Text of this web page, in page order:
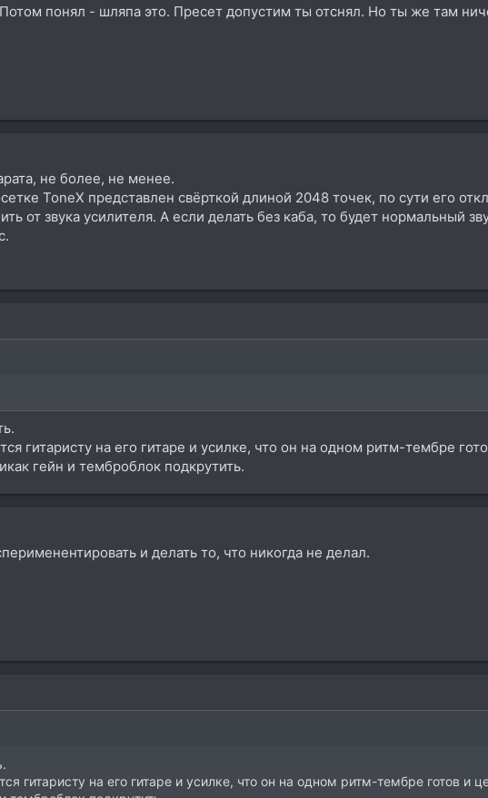
понял - шляпа это. Пресет допустим ты отснял. Но ты же там
не более, не менее.
ToneX представлен свёрткой длиной 2048 точек, по сути его
от звука усилителя. А если делать без каба, то будет нормальный
гитаристу на его гитаре и усилке, что он на одном ритм-тембре
гейн и темброблок подкрутить.
и делать то, что никогда не делал.
гитаристу на его гитаре и усилке, что он на одном ритм-тембре готов и